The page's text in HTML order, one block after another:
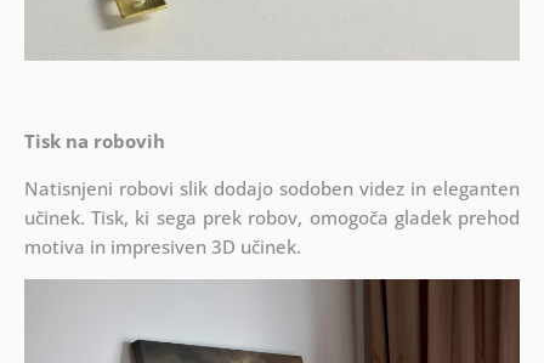
Tisk na robovih
Natisnjeni robovi slik dodajo sodoben videz in eleganten
učinek. Tisk, ki sega prek robov, omogoča gladek prehod
motiva in impresiven 3D učinek.